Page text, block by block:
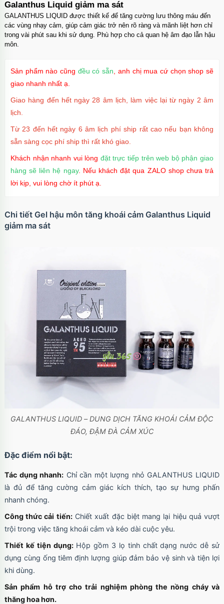
Galanthus Liquid giảm ma sát
GALANTHUS LIQUID được thiết kế để tăng cường lưu thông máu đến
các vùng nhạy cảm, giúp cảm giác trở nên rõ ràng và mãnh liệt hơn chỉ
trong vài phút sau khi sử dụng. Phù hợp cho cả quan hệ âm đạo lẫn hậu
môn.
Sản phẩm nào cũng đều có sẵn , anh chị mua cứ chọn shop sẽ
giao nhanh nhất ạ.
Giao hàng đến hết ngày 28 âm lịch, làm việc lại từ ngày 2 âm
lịch.
Từ 23 đến hết ngày 6 âm lịch phí ship rất cao nếu bạn không
sẵn sàng cọc phí ship thì rất khó giao.
Khách nhận nhanh vui lòng đặt trực tiếp trên web bộ phận giao
hàng sẽ liên hệ ngay. Nếu khách đặt qua ZALO shop chưa trả
lời kịp, vui lòng chờ ít phút ạ.
Chi tiết Gel hậu môn tăng khoái cảm Galanthus Liquid
giảm ma sát
GALANTHUS LIQUID – DUNG DỊCH TĂNG KHOÁI CẢM ĐỘC
ĐÁO, ĐẬM ĐÀ CẢM XÚC
Đặc điểm nổi bật:
Tác dụng nhanh: Chỉ cần một lượng nhỏ GALANTHUS LIQUID
là đủ để tăng cường cảm giác kích thích, tạo sự hưng phấn
nhanh chóng.
Công thức cải tiến:Chiết xuất đặc biệt mang lại hiệu quả vượt
trội trong việc tăng khoái cảm và kéo dài cuộc yêu.
Thiết kế tiện dụng:Hộp gồm 3 lọ tinh chất dạng nước dễ sử
dụng cùng ống tiêm định lượng giúp đảm bảo vệ sinh và tiện lợi
khi dùng.
Sản phẩm hỗ trợ cho trải nghiệm phòng the nồng cháy và
thăng hoa hơn.